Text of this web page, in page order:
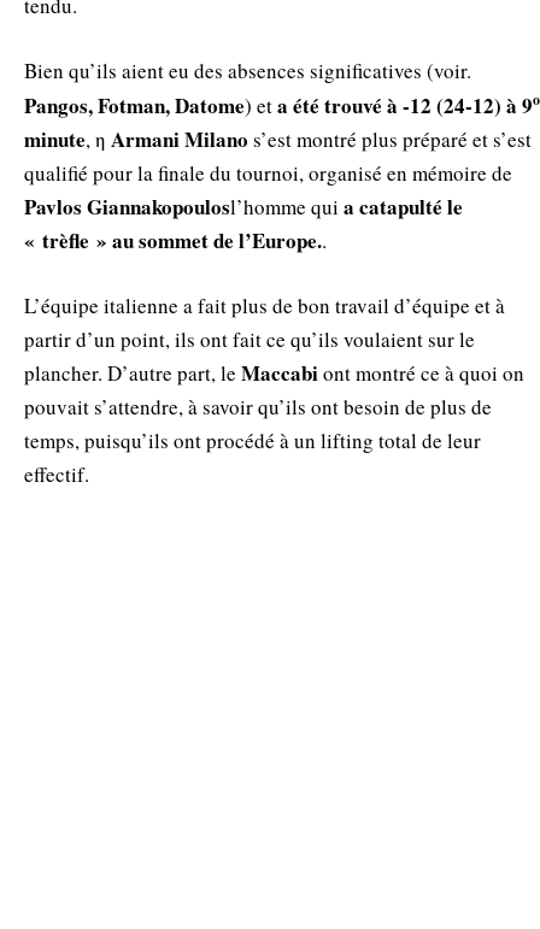
tendu.
Bien qu’ils aient eu des absences significatives (voir.
Pangos, Fotman, Datome) eta été trouvé à -12 (24-12) à 9ο
minute, η Armani Milano s’est montré plus préparé et s’est
qualifié pour la finale du tournoi, organisé en mémoire de
Pavlos Giannakopoulosl’homme qui a catapulté le
« trèfle » au sommet de l’Europe..
L’équipe italienne a fait plus de bon travail d’équipe et à
partir d’un point, ils ont fait ce qu’ils voulaient sur le
plancher. D’autre part, le Maccabiont montré ce à quoi on
pouvait s’attendre, à savoir qu’ils ont besoin de plus de
temps, puisqu’ils ont procédé à un lifting total de leur
effectif.